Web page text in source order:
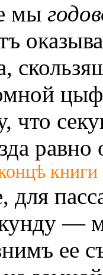
мы
что
для
—